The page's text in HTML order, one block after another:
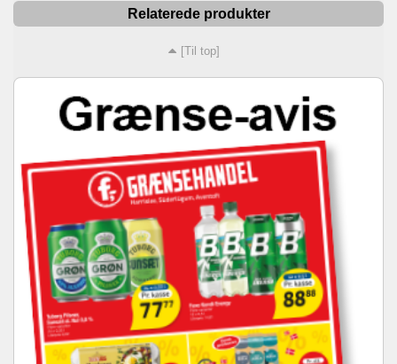
Relaterede produkter
[Til top]